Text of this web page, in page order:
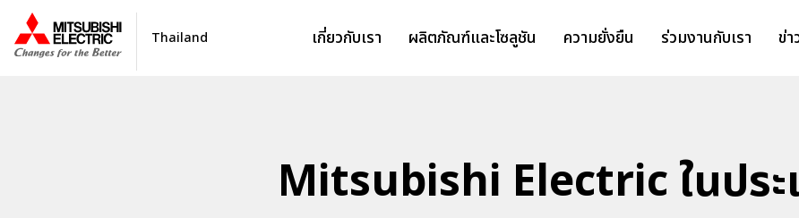
Thailand เกี่ยวกับเรา ผลิตภัณฑ์และโซลูชัน ความยั่งยืน ร่วมงานกับเรา ข่า
Mitsubishi Electric ในประ